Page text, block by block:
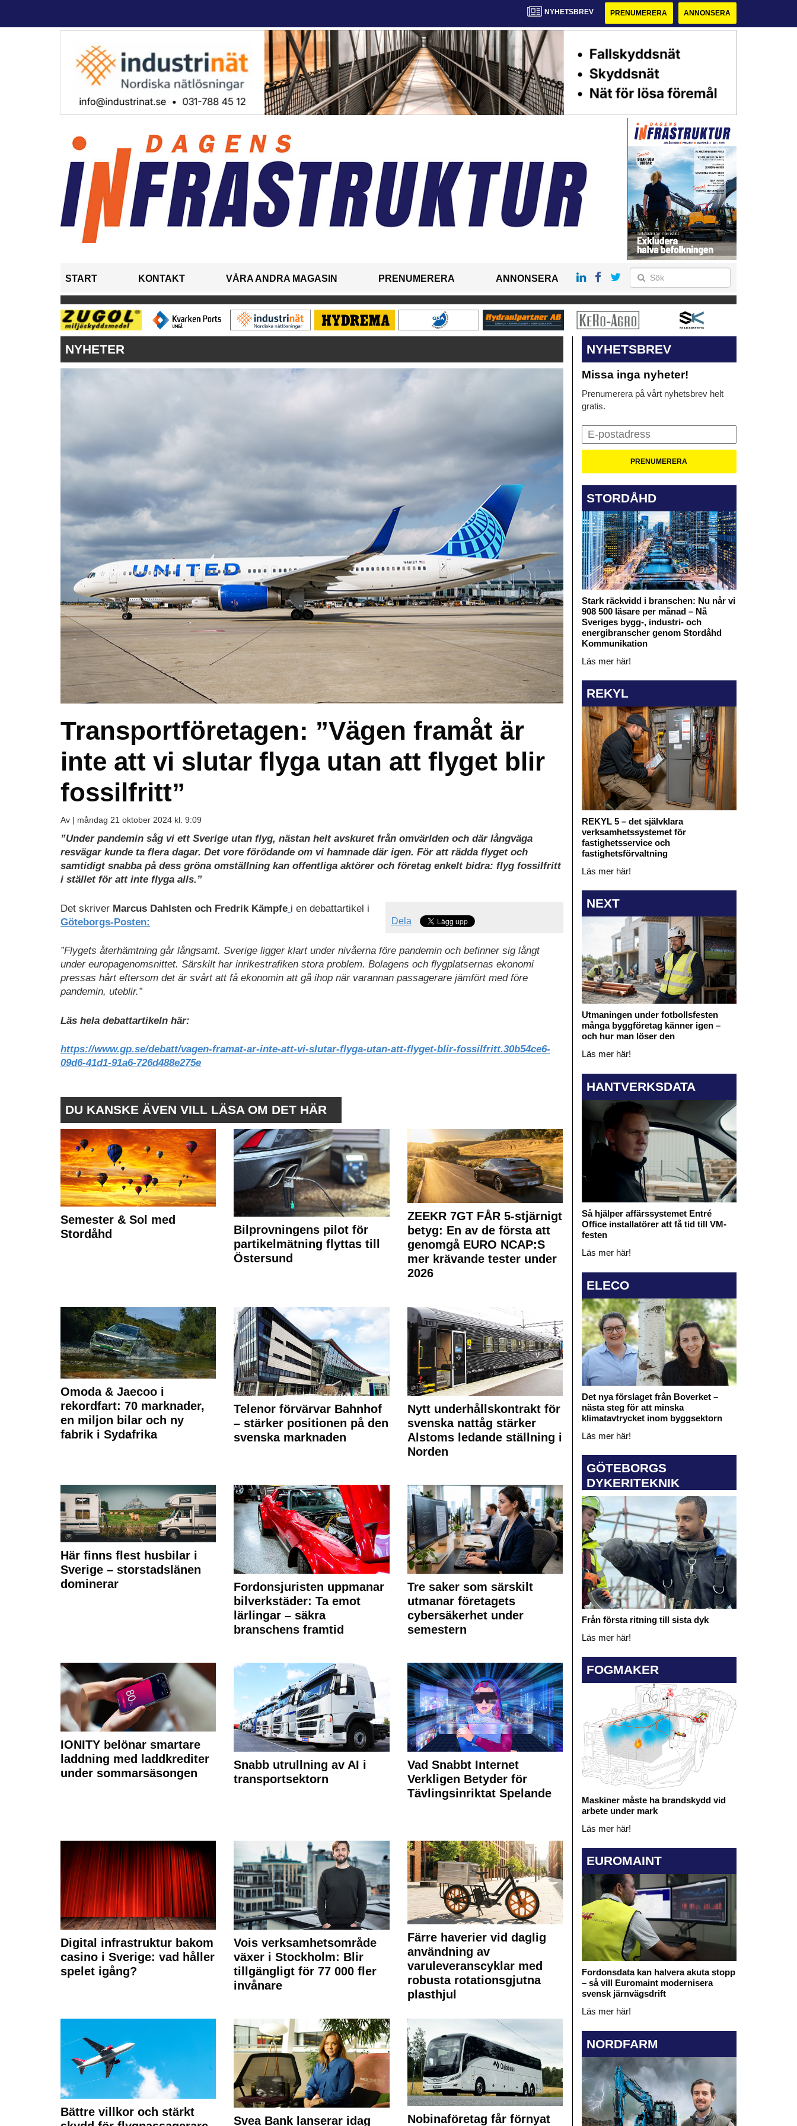
NYHETSBREV PRENUMERERA ANNONSERA
START KONTAKT VÅRA ANDRA MAGASIN PRENUMERERA ANNONSERA
NYHETER
Transportföretagen: ”Vägen framåt är
inte att vi slutar flyga utan att flyget blir
fossilfritt”
Av | måndag 21 oktober 2024 kl. 9:09
”Under pandemin såg vi ett Sverige utan flyg, nästan helt avskuret från omvärlden och där långväga
resvägar kunde ta flera dagar. Det vore förödande om vi hamnade där igen. För att rädda flyget och
samtidigt snabba på dess gröna omställning kan offentliga aktörer och företag enkelt bidra: flyg fossilfritt
i stället för att inte flyga alls.”
Dela
Det skriver Marcus Dahlsten och Fredrik Kämpfe i en debattartikel i
Göteborgs-Posten:
”Flygets återhämtning går långsamt. Sverige ligger klart under nivåerna före pandemin och befinner sig långt
under europagenomsnittet. Särskilt har inrikestrafiken stora problem. Bolagens och flygplatsernas ekonomi
pressas hårt eftersom det är svårt att få ekonomin att gå ihop när varannan passagerare jämfört med före
pandemin, uteblir.”
Läs hela debattartikeln här:
https://www.gp.se/debatt/vagen-framat-ar-inte-att-vi-slutar-flyga-utan-att-flyget-blir-fossilfritt.30b54ce6-
09d6-41d1-91a6-726d488e275e
DU KANSKE ÄVEN VILL LÄSA OM DET HÄR
Semester & Sol med
Stordåhd
Bilprovningens pilot för
partikelmätning flyttas till
Östersund
ZEEKR 7GT FÅR 5-stjärnigt
betyg: En av de första att
genomgå EURO NCAP:S
mer krävande tester under
2026
Omoda & Jaecoo i
rekordfart: 70 marknader,
en miljon bilar och ny
fabrik i Sydafrika
Telenor förvärvar Bahnhof
– stärker positionen på den
svenska marknaden
Nytt underhållskontrakt för
svenska nattåg stärker
Alstoms ledande ställning i
Norden
Här finns flest husbilar i
Sverige – storstadslänen
dominerar
Fordonsjuristen uppmanar
bilverkstäder: Ta emot
lärlingar – säkra
branschens framtid
Tre saker som särskilt
utmanar företagets
cybersäkerhet under
semestern
IONITY belönar smartare
laddning med laddkrediter
under sommarsäsongen
Snabb utrullning av AI i
transportsektorn
Vad Snabbt Internet
Verkligen Betyder för
Tävlingsinriktat Spelande
Digital infrastruktur bakom
casino i Sverige: vad håller
spelet igång?
Vois verksamhetsområde
växer i Stockholm: Blir
tillgängligt för 77 000 fler
invånare
Färre haverier vid daglig
användning av
varuleveranscyklar med
robusta rotationsgjutna
plasthjul
Bättre villkor och stärkt
Svea Bank lanserar idag Nobinaföretag får förnyat
NYHETSBREV
Missa inga nyheter!
Prenumerera på vårt nyhetsbrev helt
gratis.
STORDÅHD
Stark räckvidd i branschen: Nu når vi
908 500 läsare per månad – Nå
Sveriges bygg-, industri- och
energibranscher genom Stordåhd
Kommunikation
Läs mer här!
REKYL
REKYL 5 – det självklara
verksamhetssystemet för
fastighetsservice och
fastighetsförvaltning
Läs mer här!
NEXT
Utmaningen under fotbollsfesten
många byggföretag känner igen –
och hur man löser den
Läs mer här!
HANTVERKSDATA
Så hjälper affärssystemet Entré
Office installatörer att få tid till VM-
festen
Läs mer här!
ELECO
Det nya förslaget från Boverket –
nästa steg för att minska
klimatavtrycket inom byggsektorn
Läs mer här!
GÖTEBORGS
DYKERITEKNIK
Från första ritning till sista dyk
Läs mer här!
FOGMAKER
Maskiner måste ha brandskydd vid
arbete under mark
Läs mer här!
EUROMAINT
Fordonsdata kan halvera akuta stopp
– så vill Euromaint modernisera
svensk järnvägsdrift
Läs mer här!
NORDFARM